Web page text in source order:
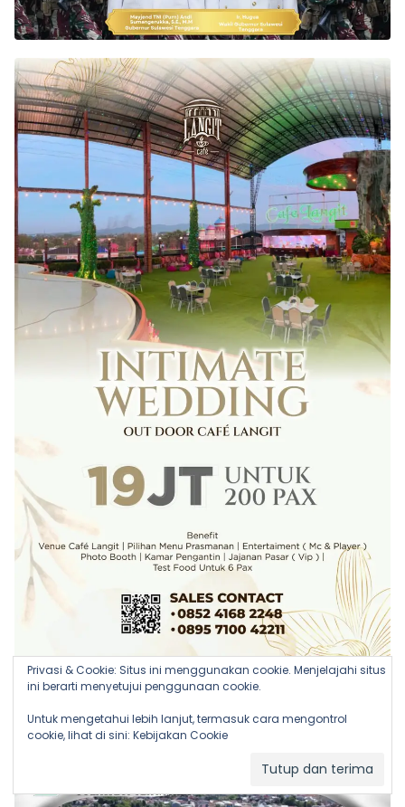
Privasi & Cookie: Situs ini menggunakan cookie. Menjelajahi situs
ini berarti menyetujui penggunaan cookie.
Untuk mengetahui lebih lanjut, termasuk cara mengontrol
cookie, lihat di sini: Kebijakan Cookie